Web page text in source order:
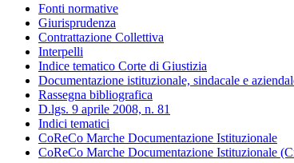
Fonti normative
Giurisprudenza
Contrattazione Collettiva
Interpelli
Indice tematico Corte di Giustizia
Documentazione istituzionale, sindacale e
Rassegna bibliografica
D.lgs. 9 aprile 2008, n. 81
Indici tematici
CoReCo Marche Documentazione Istituzionale
CoReCo Marche Documentazione Istituzionale